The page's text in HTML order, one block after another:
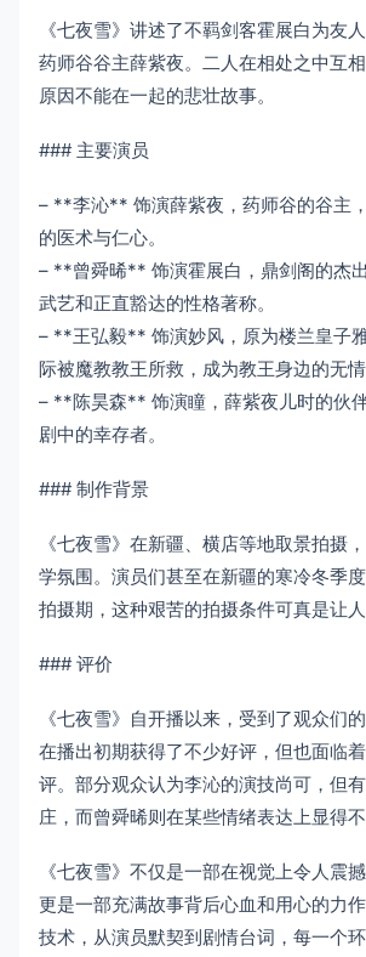
《七夜雪》讲述了不羁剑客霍展白为友
药师谷谷主薛紫夜。二人在相处之中互
原因不能在一起的悲壮故事。
### 主要演员
– **李沁** 饰演薛紫夜，药师谷的谷主
的医术与仁心。
– **曾舜晞** 饰演霍展白，鼎剑阁的杰
武艺和正直豁达的性格著称。
– **王弘毅** 饰演妙风，原为楼兰皇子
际被魔教教王所救，成为教王身边的无情
– **陈昊森** 饰演瞳，薛紫夜儿时的伙
剧中的幸存者。
### 制作背景
《七夜雪》在新疆、横店等地取景拍摄
学氛围。演员们甚至在新疆的寒冷冬季
拍摄期，这种艰苦的拍摄条件可真是让人
### 评价
《七夜雪》自开播以来，受到了观众们
在播出初期获得了不少好评，但也面临
评。部分观众认为李沁的演技尚可，但
庄，而曾舜晞则在某些情绪表达上显得不
《七夜雪》不仅是一部在视觉上令人震
更是一部充满故事背后心血和用心的力
技术，从演员默契到剧情台词，每一个